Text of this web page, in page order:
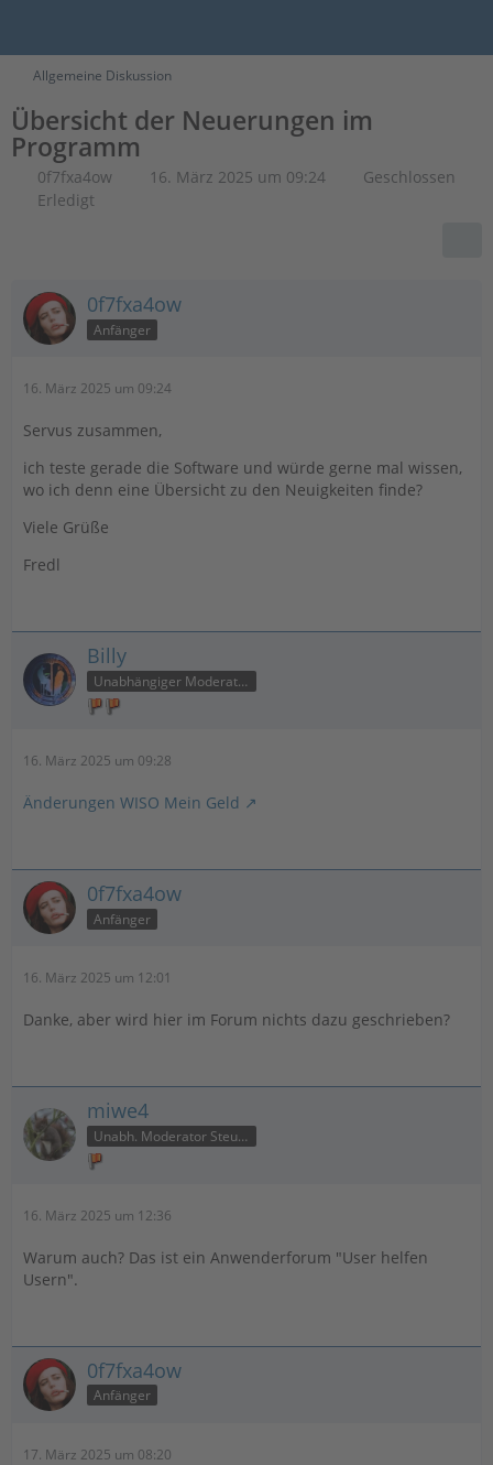
Allgemeine Diskussion
Übersicht der Neuerungen im
Programm
0f7fxa4ow 16. März 2025 um 09:24
Geschlossen
Erledigt
0f7fxa4ow
Anfänger
16. März 2025 um 09:24
Servus zusammen,
ich teste gerade die Software und würde gerne mal wissen,
wo ich denn eine Übersicht zu den Neuigkeiten finde?
Viele Grüße
Fredl
Billy
Unabhängiger Moderator
16. März 2025 um 09:28
Änderungen WISO Mein Geld
0f7fxa4ow
Anfänger
16. März 2025 um 12:01
Danke, aber wird hier im Forum nichts dazu geschrieben?
miwe4
Unabh. Moderator Steuer
16. März 2025 um 12:36
Warum auch? Das ist ein Anwenderforum "User helfen
Usern".
0f7fxa4ow
Anfänger
17. März 2025 um 08:20